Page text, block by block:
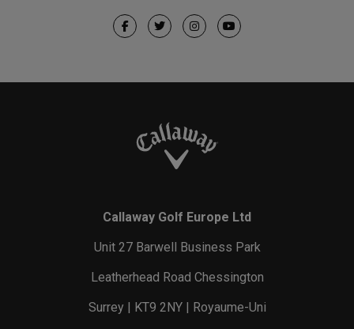
Callaway Golf Europe Ltd
Unit 27 Barwell Business Park
Leatherhead Road Chessington
Surrey | KT9 2NY | Royaume-Uni